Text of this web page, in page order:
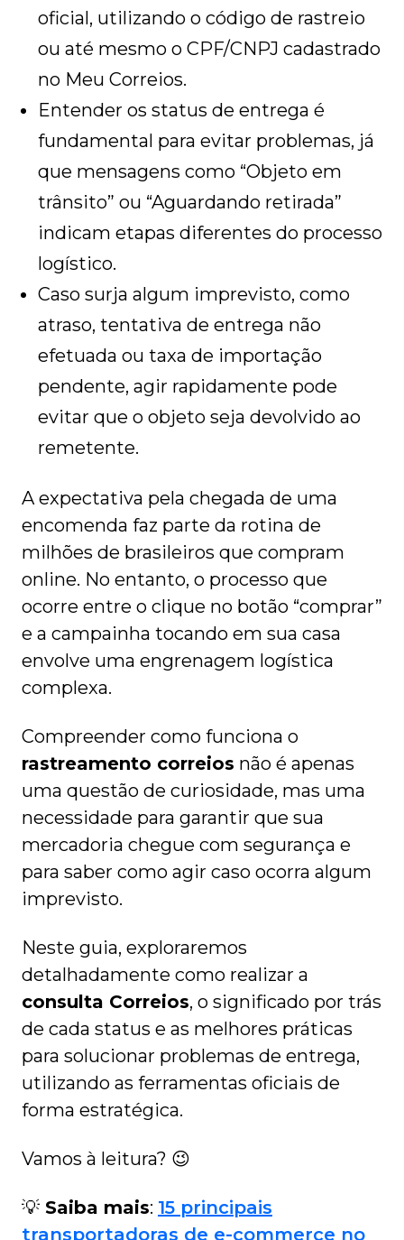
oficial, utilizando o código de rastreio
ou até mesmo o CPF/CNPJ cadastrado
no Meu Correios.
Entender os status de entrega é
fundamental para evitar problemas, já
que mensagens como “Objeto em
trânsito” ou “Aguardando retirada”
indicam etapas diferentes do processo
logístico.
Caso surja algum imprevisto, como
atraso, tentativa de entrega não
efetuada ou taxa de importação
pendente, agir rapidamente pode
evitar que o objeto seja devolvido ao
remetente.
A expectativa pela chegada de uma
encomenda faz parte da rotina de
milhões de brasileiros que compram
online. No entanto, o processo que
ocorre entre o clique no botão “comprar”
e a campainha tocando em sua casa
envolve uma engrenagem logística
complexa.
Compreender como funciona o
rastreamento correios não é apenas
uma questão de curiosidade, mas uma
necessidade para garantir que sua
mercadoria chegue com segurança e
para saber como agir caso ocorra algum
imprevisto.
Neste guia, exploraremos
detalhadamente como realizar a
consulta Correios, o significado por trás
de cada status e as melhores práticas
para solucionar problemas de entrega,
utilizando as ferramentas oficiais de
forma estratégica.
Vamos à leitura? 😉
💡 Saiba mais: 15 principais
transportadoras de e-commerce no